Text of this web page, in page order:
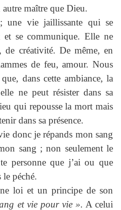
autre maître que Dieu.
vie jaillissante qui se
et se communique. Elle ne
de créativité. De même, en
de feu, amour. Nous
dans cette ambiance, la
ne peut résister dans sa
qui repousse la mort mais
dans sa présence.
donc je répands mon sang
sang ; non seulement le
personne que j’ai ou que
le péché.
loi et un principe de son
et vie pour vie ». A celui